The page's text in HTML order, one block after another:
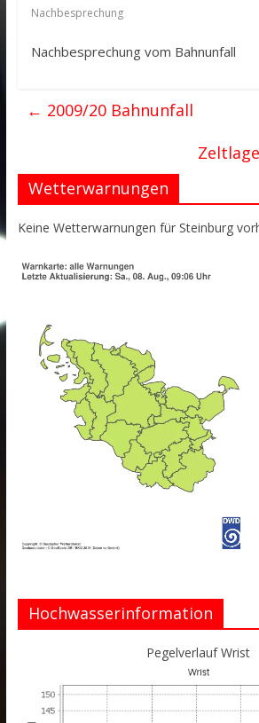
Nachbesprechung
Nachbesprechung vom Bahnunfall
← 2009/20 Bahnunfall
Wetterwarnungen
Keine Wetterwarnungen für Steinburg
Hochwasserinformation
Pegelverlauf Wrist